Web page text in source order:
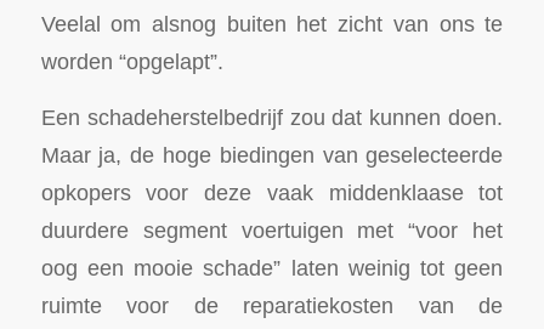
Veelal om alsnog buiten het zicht van ons te
worden “opgelapt”.
Een schadeherstelbedrijf zou dat kunnen doen.
Maar ja, de hoge biedingen van geselecteerde
opkopers voor deze vaak middenklaase tot
duurdere segment voertuigen met “voor het
oog een mooie schade” laten weinig tot geen
ruimte voor de reparatiekosten van de